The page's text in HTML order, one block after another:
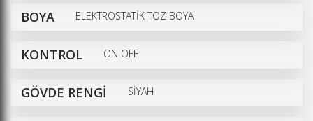
BOYA ELEKTROSTATİK TOZ BOYA
KONTROL ON OFF
GÖVDE RENGİ SİYAH